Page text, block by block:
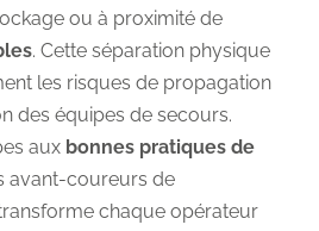
ou à proximité de
. Cette séparation physique
les risques de propagation
des équipes de secours.
aux bonnes pratiques de
avant-coureurs de
chaque opérateur